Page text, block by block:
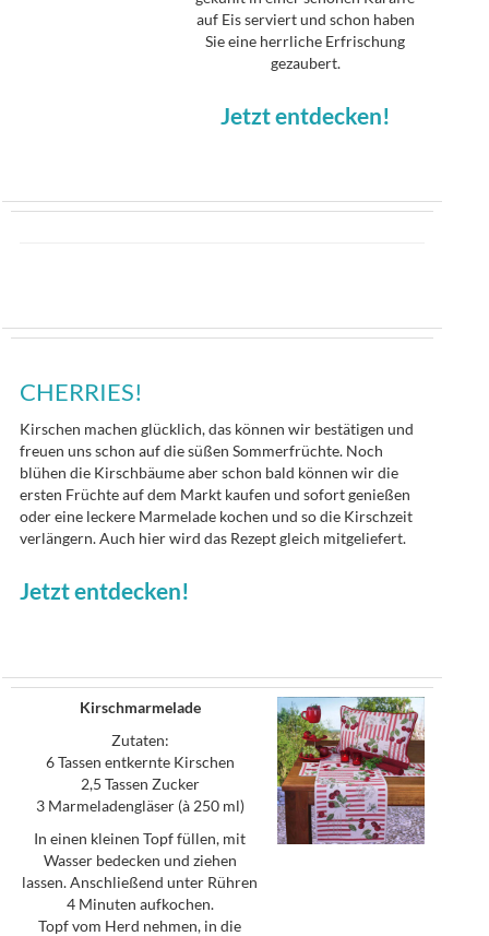
auf Eis serviert und schon haben
Sie eine herrliche Erfrischung
gezaubert.
Jetzt entdecken!
CHERRIES!
Kirschen machen glücklich, das können wir bestätigen und
freuen uns schon auf die süßen Sommerfrüchte. Noch
blühen die Kirschbäume aber schon bald können wir die
ersten Früchte auf dem Markt kaufen und sofort genießen
oder eine leckere Marmelade kochen und so die Kirschzeit
verlängern. Auch hier wird das Rezept gleich mitgeliefert.
Jetzt entdecken!
Kirschmarmelade
Zutaten:
6 Tassen entkernte Kirschen
2,5 Tassen Zucker
3 Marmeladengläser (à 250 ml)
In einen kleinen Topf füllen, mit
Wasser bedecken und ziehen
lassen. Anschließend unter Rühren
4 Minuten aufkochen.
Topf vom Herd nehmen, in die